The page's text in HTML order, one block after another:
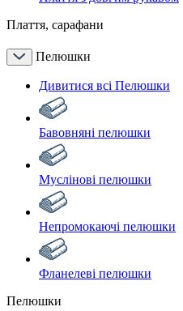
Плаття, сарафани
Пелюшки
Дивитися всі Пелюшки
Бавовняні пелюшки
Муслінові пелюшки
Непромокаючі пелюшки
Фланелеві пелюшки
Пелюшки